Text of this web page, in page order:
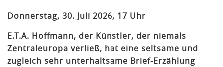
Donnerstag, 30. Juli 2026, 17 Uhr
E.T.A. Hoffmann, der Künstler, der niemals
Zentraleuropa verließ, hat eine seltsame und
zugleich sehr unterhaltsame Brief-Erzählung